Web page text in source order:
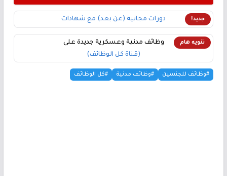
جديد! دورات مجانية (عن بعد) مع شهادات
تنويه هام
وظائف مدنية وعسكرية جديدة على
(قناة كل الوظائف)
#وظائف للجنسين #وظائف مدنية #كل الوظائف